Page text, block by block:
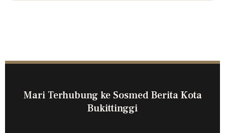
Mari Terhubung ke Sosmed Berita Kota
Bukittinggi